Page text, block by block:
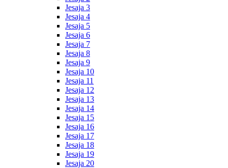
Jesaja 3
Jesaja 4
Jesaja 5
Jesaja 6
Jesaja 7
Jesaja 8
Jesaja 9
Jesaja 10
Jesaja 11
Jesaja 12
Jesaja 13
Jesaja 14
Jesaja 15
Jesaja 16
Jesaja 17
Jesaja 18
Jesaja 19
Jesaja 20